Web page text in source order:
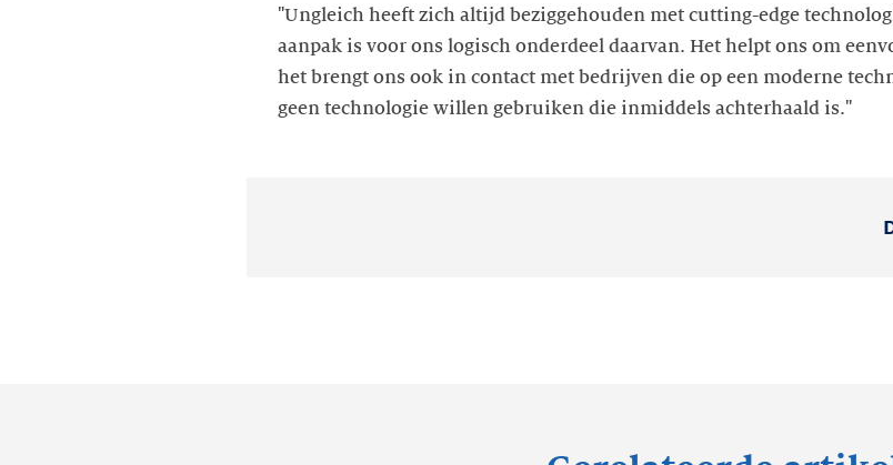
"Ungleich heeft zich altijd beziggehouden met cutting-edge
aanpak is voor ons logisch onderdeel daarvan. Het helpt ons om
het brengt ons ook in contact met bedrijven die op een moderne
geen technologie willen gebruiken die inmiddels achterhaald is."